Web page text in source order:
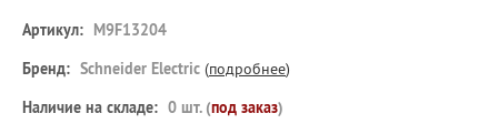
Артикул: M9F13204
Бренд: Schneider Electric (подробнее)
Наличие на складе: 0 шт. (под заказ)